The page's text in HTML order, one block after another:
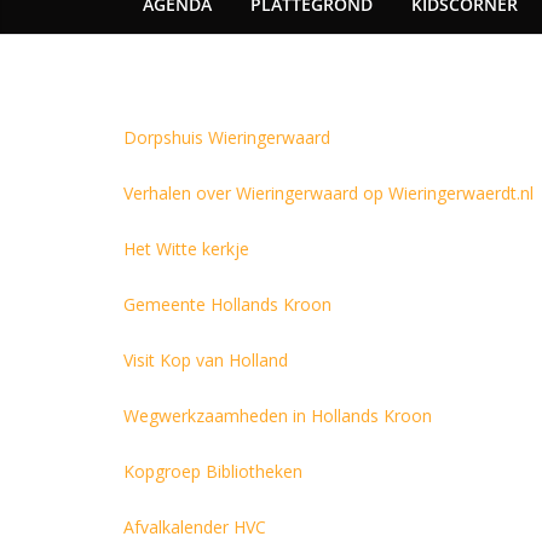
Dorpshuis Wieringerwaard
Verhalen over Wieringerwaard op Wieringerwaerdt.nl
Het Witte kerkje
Gemeente Hollands Kroon
Visit Kop van Holland
Wegwerkzaamheden in Hollands Kroon
Kopgroep Bibliotheken
Afvalkalender HVC